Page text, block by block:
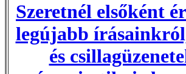
Szeretnél elsőként
legújabb
és